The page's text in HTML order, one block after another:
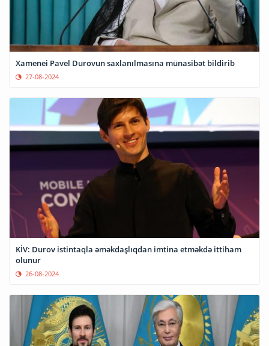
Xamenei Pavel Durovun saxlanılmasına münasibət bildirib
27-08-2024
KİV: Durov istintaqla əməkdaşlıqdan imtina etməkdə ittiham
olunur
26-08-2024